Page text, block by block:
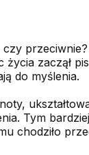
zaczął
do myślenia.
Tym
chodziło